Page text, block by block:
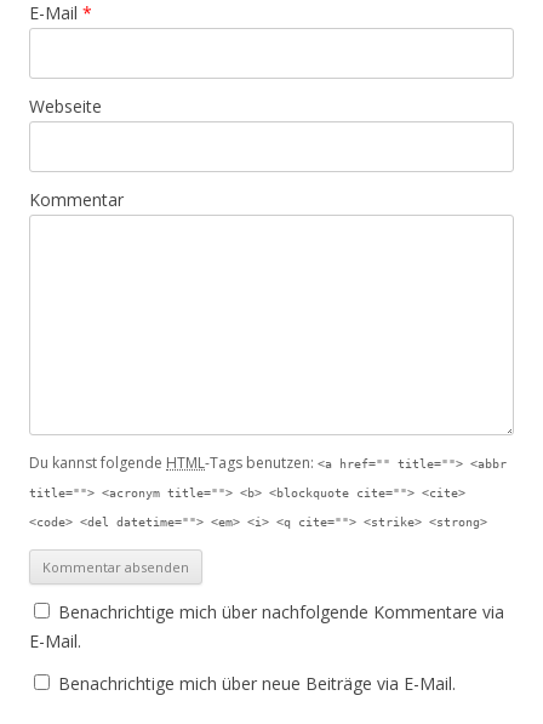
E-Mail *
Webseite
Kommentar
Du kannst folgende HTML-Tags benutzen: <a href="" title=""> <abbr
title=""> <acronym title=""> <b> <blockquote cite=""> <cite>
<code> <del datetime=""> <em> <i> <q cite=""> <strike> <strong>
Benachrichtige mich über nachfolgende Kommentare via
E-Mail.
Benachrichtige mich über neue Beiträge via E-Mail.